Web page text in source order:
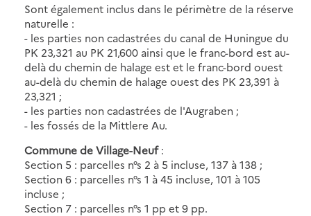
Sont également inclus dans le périmètre de la réserve
naturelle :
- les parties non cadastrées du canal de Huningue du
PK 23,321 au PK 21,600 ainsi que le franc-bord est au-
delà du chemin de halage est et le franc-bord ouest
au-delà du chemin de halage ouest des PK 23,391 à
23,321 ;
- les parties non cadastrées de l'Augraben ;
- les fossés de la Mittlere Au.
Commune de Village-Neuf:
Section 5 : parcelles n°s 2 à 5 incluse, 137 à 138 ;
Section 6 : parcelles n°s 1 à 45 incluse, 101 à 105
incluse ;
Section 7 : parcelles n°s 1 pp et 9 pp.